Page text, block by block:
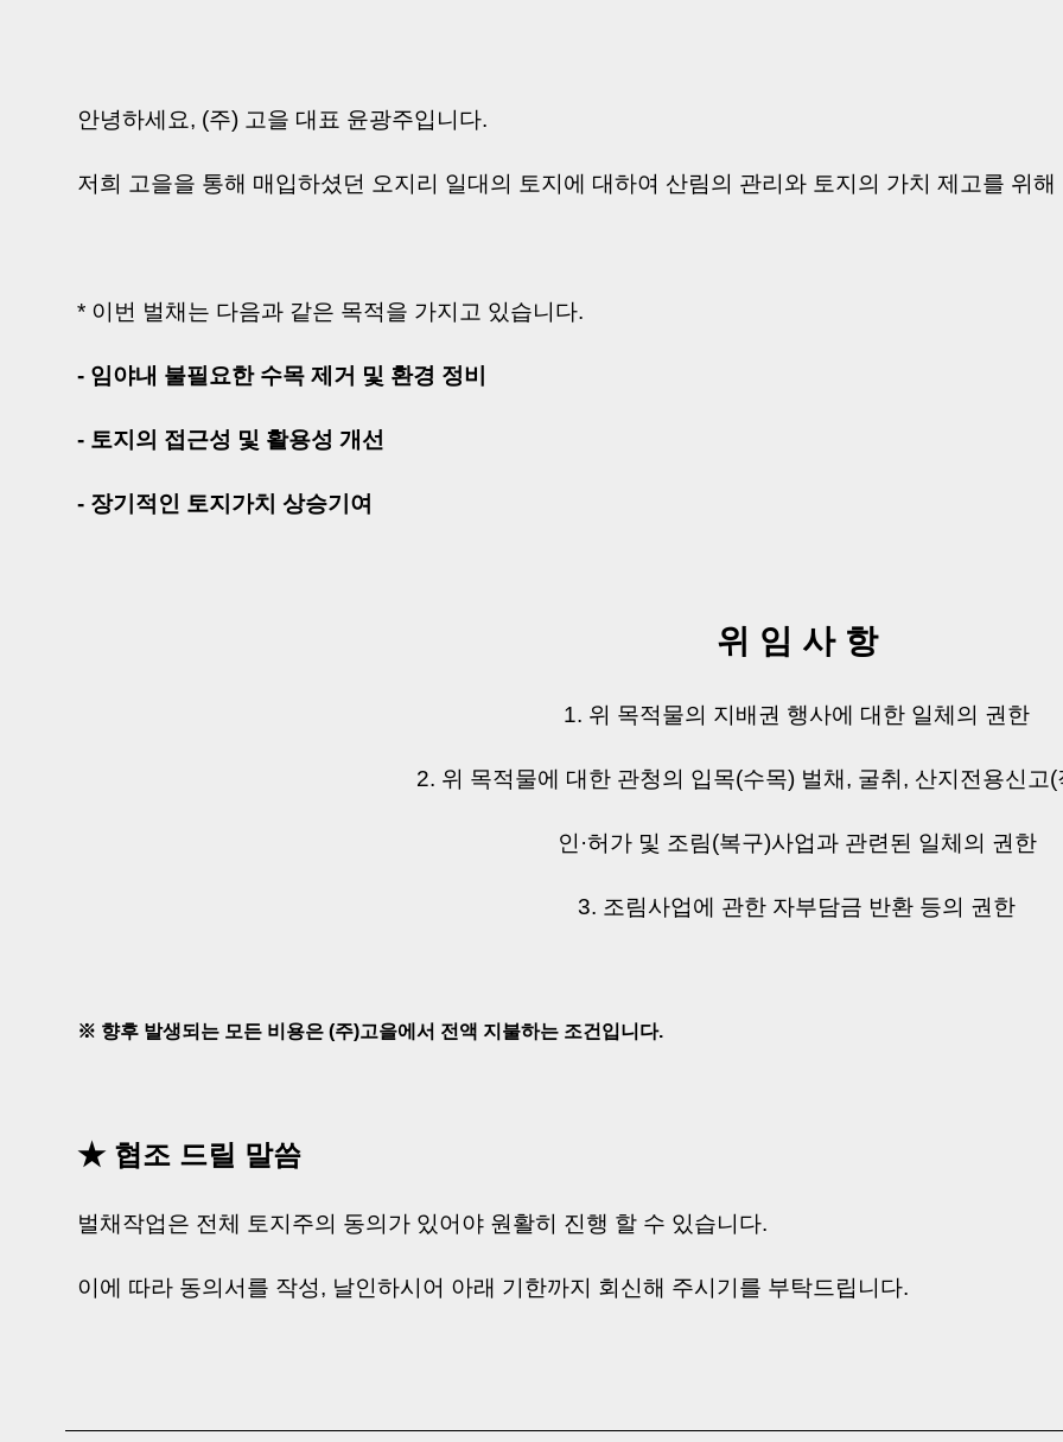
안녕하세요, (주) 고을 대표 윤광주입니다.
저희 고을을 통해 매입하셨던 오지리 일대의 토지에 대하여 산림의 관리와 토지의 가치 제고를 위
* 이번 벌채는 다음과 같은 목적을 가지고 있습니다.
- 임야내 불필요한 수목 제거 및 환경 정비
- 토지의 접근성 및 활용성 개선
- 장기적인 토지가치 상승기여
위 임 사 항
1. 위 목적물의 지배권 행사에 대한 일체의 권한
2. 위 목적물에 대한 관청의 입목(수목) 벌채, 굴취, 산지전용신고
인·허가 및 조림(복구)사업과 관련된 일체의 권한
3. 조림사업에 관한 자부담금 반환 등의 권한
※ 향후 발생되는 모든 비용은 (주)고을에서 전액 지불하는 조건입니다.
★ 협조 드릴 말씀
벌채작업은 전체 토지주의 동의가 있어야 원활히 진행 할 수 있습니다.
이에 따라 동의서를 작성, 날인하시어 아래 기한까지 회신해 주시기를 부탁드립니다.